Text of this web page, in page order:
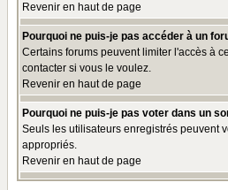
Revenir en haut de page
Pourquoi ne puis-je pas accéder à un
Certains forums peuvent limiter l'accès à
contacter si vous le voulez.
Revenir en haut de page
Pourquoi ne puis-je pas voter dans un
Seuls les utilisateurs enregistrés peuvent
appropriés.
Revenir en haut de page